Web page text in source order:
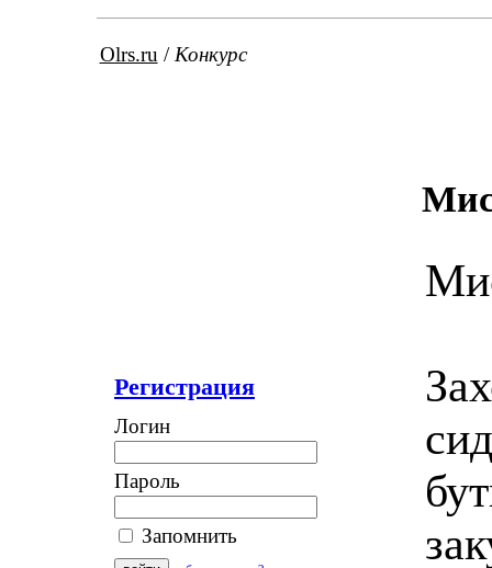
Olrs.ru / Конкурс
Регистрация
Логин
Пароль
Запомнить